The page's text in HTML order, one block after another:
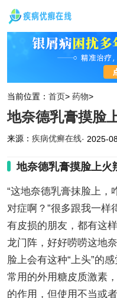
当前位置： 首页> 药物>
地奈德乳膏摸脸
来源： 疾病优癣在线· 2025-
地奈德乳膏摸脸上火
“这地奈德乳膏抹脸上，
对症啊？”很多跟我一样
有皮损的朋友，都有这
龙门阵，好好唠唠这地
脸上会有这种“上头”的
常用的外用糖皮质激素
的作用，但使用不当或